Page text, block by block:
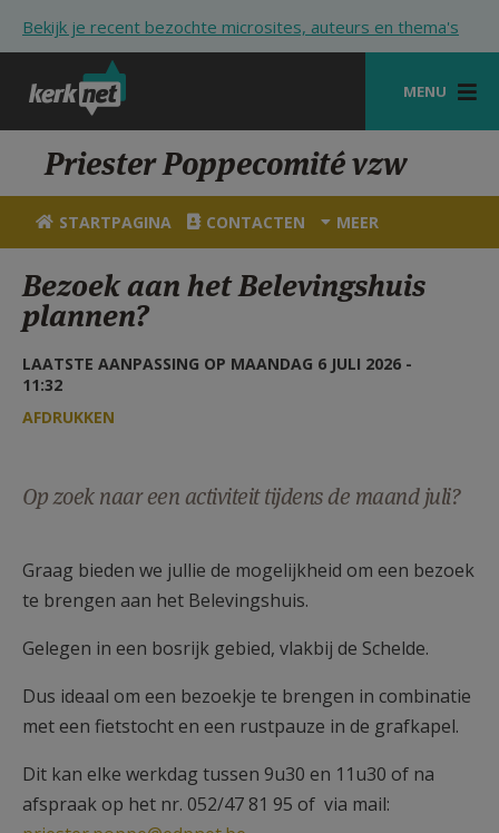
Bekijk je recent bezochte microsites, auteurs en thema's
MENU
STARTPAGINA
KERK
VIERINGEN
SHOP
HULP
STARTPAGINA PORTAAL
Priester Poppecomité vzw
STARTPAGINA CONTACTEN MEER
Bezoek aan het Belevingshuis
plannen?
LAATSTE AANPASSING OP MAANDAG 6 JULI 2026 -
11:32
AFDRUKKEN
Op zoek naar een activiteit tijdens de maand juli?
Graag bieden we jullie de mogelijkheid om een bezoek
te brengen aan het Belevingshuis.
Gelegen in een bosrijk gebied, vlakbij de Schelde.
Dus ideaal om een bezoekje te brengen in combinatie
met een fietstocht en een rustpauze in de grafkapel.
Dit kan elke werkdag tussen 9u30 en 11u30 of na
afspraak op het nr. 052/47 81 95 of via mail: